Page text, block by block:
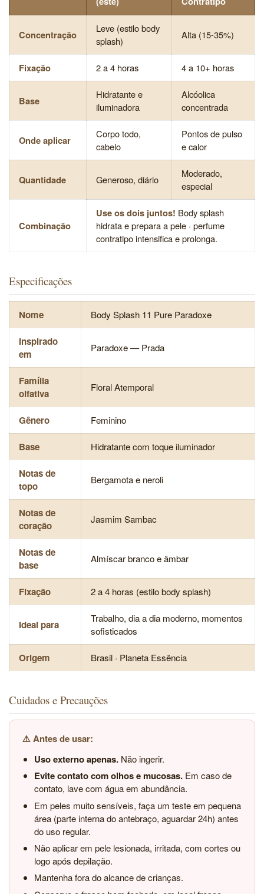
Concentração
Leve (estilo body
splash)
Alta (15-35%)
Fixação 2 a 4 horas 4 a 10+ horas
Base
Hidratante e
iluminadora
Alcóolica
concentrada
Onde aplicar
Corpo todo,
cabelo
Pontos de pulso
e calor
Quantidade Generoso, diário
Moderado,
especial
Combinação
Use os dois juntos! Body splash
hidrata e prepara a pele · perfume
contratipo intensifica e prolonga.
Especificações
Nome Body Splash 11 Pure Paradoxe
Inspirado
em
Paradoxe — Prada
Família
olfativa
Floral Atemporal
Gênero Feminino
Base Hidratante com toque iluminador
Notas de
topo
Bergamota e neroli
Notas de
coração
Jasmim Sambac
Notas de
base
Almíscar branco e âmbar
Fixação 2 a 4 horas (estilo body splash)
Ideal para
Trabalho, dia a dia moderno, momentos
sofisticados
Origem Brasil · Planeta Essência
Cuidados e Precauções
⚠️ Antes de usar:
Uso externo apenas.Não ingerir.
Evite contato com olhos e mucosas.Em caso de
contato, lave com água em abundância.
Em peles muito sensíveis, faça um teste em pequena
área (parte interna do antebraço, aguardar 24h) antes
do uso regular.
Não aplicar em pele lesionada, irritada, com cortes ou
logo após depilação.
Mantenha fora do alcance de crianças.